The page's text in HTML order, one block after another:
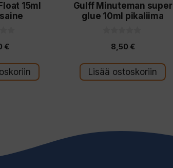
15ml
€
Gulff Minuteman super
glue 10ml pikaliima
s
t
ä
8,50 €
Lisää ostoskoriin